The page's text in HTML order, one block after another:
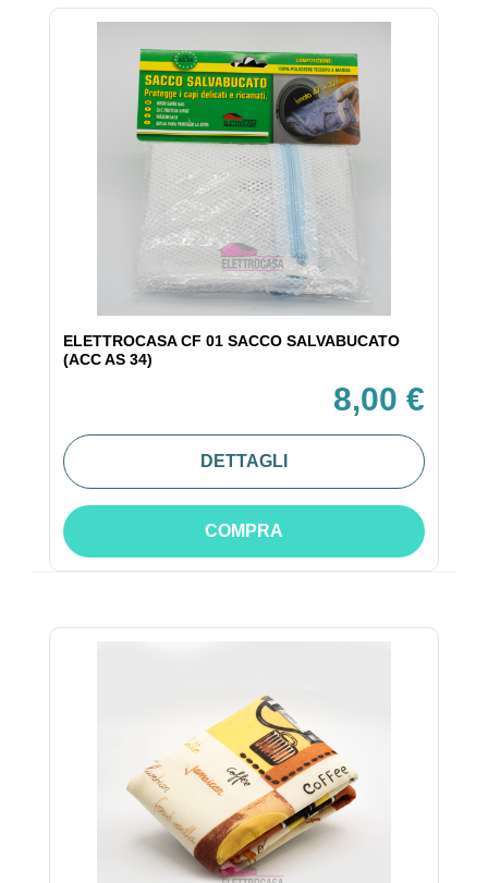
ELETTROCASA CF 01 SACCO SALVABUCATO
(ACC AS 34)
8,00 €
DETTAGLI
COMPRA